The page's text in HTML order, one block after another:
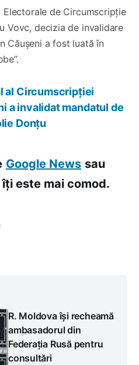
de Circumscripție
Vovc, decizia de invalidare
Căușeni a fost luată în
al Circumscripției
a invalidat mandatul de
Donțu
Google News sau
este mai comod.
R. Moldova își recheamă
ambasadorul din
Federația Rusă pentru
consultări